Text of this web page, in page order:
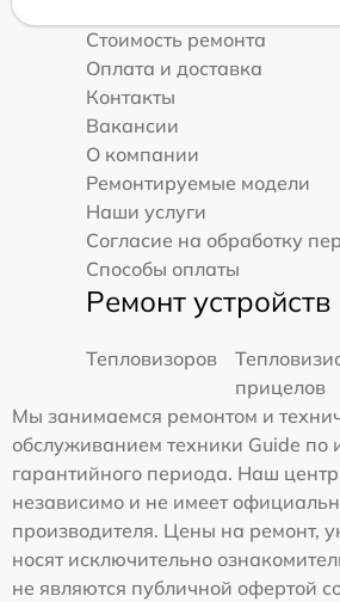
Стоимость ремонта
Оплата и доставка
Контакты
Вакансии
О компании
Ремонтируемые модели
Наши услуги
Согласие на обработку
Способы оплаты
Ремонт устройств
Тепловизоров
прицелов
Мы занимаемся ремонтом и
обслуживанием техники Guide по
гарантийного периода. Наш
независимо и не имеет
производителя. Цены на ремонт,
носят исключительно
не являются публичной офертой